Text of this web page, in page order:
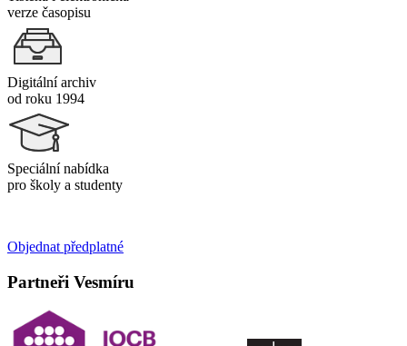
verze časopisu
Digitální archiv
od roku 1994
Speciální nabídka
pro školy a studenty
Objednat předplatné
Partneři Vesmíru